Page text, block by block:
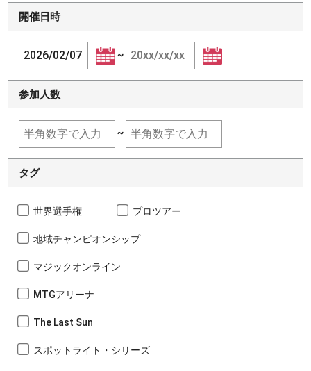
開催日時
~
参加人数
~
タグ
世界選手権 プロツアー
地域チャンピオンシップ
マジックオンライン
MTGアリーナ
The Last Sun
スポットライト・シリーズ